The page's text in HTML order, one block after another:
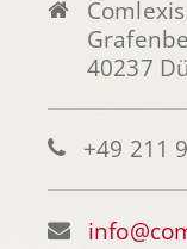
40237
+49 211